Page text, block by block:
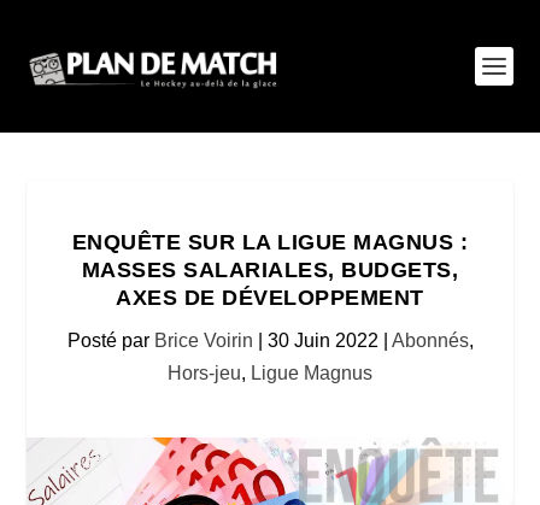
ENQUÊTE SUR LA LIGUE MAGNUS :
MASSES SALARIALES, BUDGETS,
AXES DE DÉVELOPPEMENT
Posté par Brice Voirin 30 Juin 2022 Abonnés,
Hors-jeu, Ligue Magnus